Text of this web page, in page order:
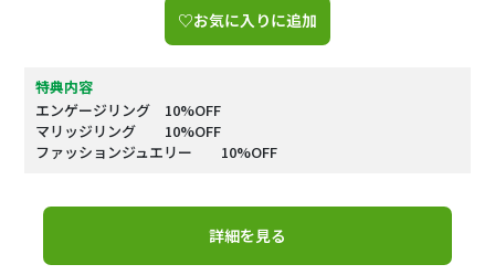
♡お気に入りに追加
特典内容
エンゲージリング 10%OFF
マリッジリング 10%OFF
ファッションジュエリー 10%OFF
詳細を見る